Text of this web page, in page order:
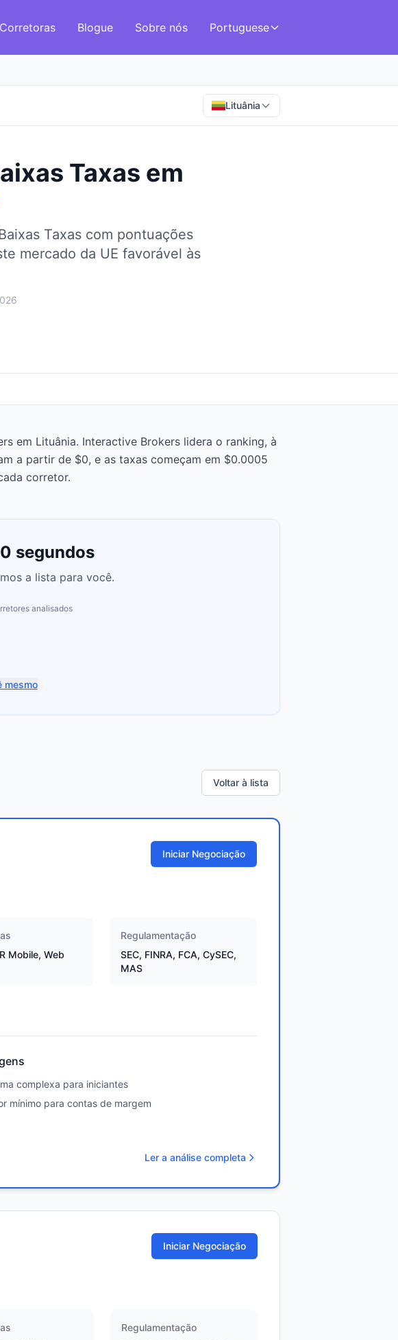
Corretoras Blogue Sobre nós Portuguese
Lituânia
Taxas em
Taxas com pontuações
mercado da UE favorável às
em Lituânia. Interactive Brokers lidera o ranking, à
a partir de $0, e as taxas começam em $0.0005
corretor.
segundos
a lista para você.
analisados
mesmo
Voltar à lista
Iniciar Negociação
Mobile, Web
Regulamentação
SEC, FINRA, FCA, CySEC,
MAS
complexa para iniciantes
mínimo para contas de margem
Ler a análise completa
Iniciar Negociação
Regulamentação